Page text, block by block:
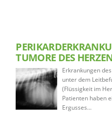
TUMORE DES
Erkrankungen
unter dem
(Flüssigkeit im
Patienten haben
Ergusses…